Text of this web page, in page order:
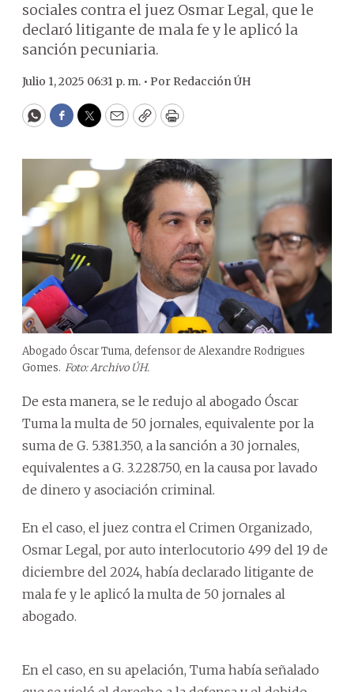
sociales contra el juez Osmar Legal, que le
declaró litigante de mala fe y le aplicó la
sanción pecuniaria.
Julio 1, 2025 06:31 p. m. • Por Redacción ÚH
WhatsApp
Facebook
Twitter
EmailCopyPrint
Abogado Óscar Tuma, defensor de Alexandre Rodrigues
Gomes. Foto: Archivo ÚH.
De esta manera, se le redujo al abogado Óscar
Tuma la multa de 50 jornales, equivalente por la
suma de G. 5.381.350, a la sanción a 30 jornales,
equivalentes a G. 3.228.750, en la causa por lavado
de dinero y asociación criminal.
En el caso, el juez contra el Crimen Organizado,
Osmar Legal, por auto interlocutorio 499 del 19 de
diciembre del 2024, había declarado litigante de
mala fe y le aplicó la multa de 50 jornales al
abogado.
En el caso, en su apelación, Tuma había señalado